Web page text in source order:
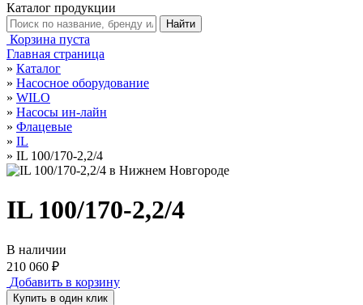
Каталог продукции
Корзина пуста
Главная страница
» Каталог
» Насосное оборудование
» WILO
» Насосы ин-лайн
» Флацевые
» IL
» IL 100/170-2,2/4
IL 100/170-2,2/4
В наличии
210 060 ₽
Добавить в корзину
Купить в один клик